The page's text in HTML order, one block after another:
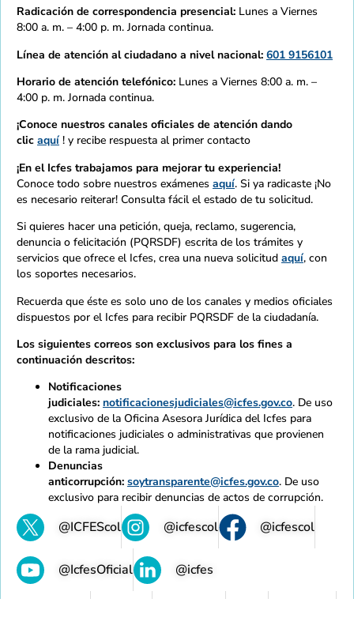
Radicación de correspondencia presencial: Lunes a Viernes
8:00 a. m. – 4:00 p. m. Jornada continua.
Línea de atención al ciudadano a nivel nacional: 601 9156101
Horario de atención telefónico: Lunes a Viernes 8:00 a. m. –
4:00 p. m. Jornada continua.
¡Conoce nuestros canales oficiales de atención dando
clic aquí ! y recibe respuesta al primer contacto
¡En el Icfes trabajamos para mejorar tu experiencia!
Conoce todo sobre nuestros exámenes aquí. Si ya radicaste ¡No
es necesario reiterar! Consulta fácil el estado de tu solicitud.
Si quieres hacer una petición, queja, reclamo, sugerencia,
denuncia o felicitación (PQRSDF) escrita de los trámites y
servicios que ofrece el Icfes, crea una nueva solicitud aquí, con
los soportes necesarios.
Recuerda que éste es solo uno de los canales y medios oficiales
dispuestos por el Icfes para recibir PQRSDF de la ciudadanía.
Los siguientes correos son exclusivos para los fines a
continuación descritos:
Notificaciones
judiciales: notificacionesjudiciales@icfes.gov.co. De uso
exclusivo de la Oficina Asesora Jurídica del Icfes para
notificaciones judiciales o administrativas que provienen
de la rama judicial.
Denuncias
anticorrupción: soytransparente@icfes.gov.co. De uso
exclusivo para recibir denuncias de actos de corrupción.
@ICFEScol @icfescol @icfescol
@IcfesOficial @icfes